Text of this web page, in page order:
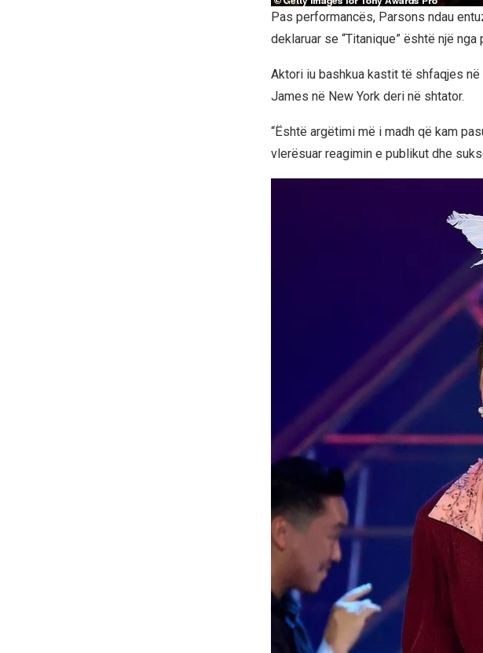
Pas performancës, Parsons ndau
deklaruar se “Titanique” është një
Aktori iu bashkua kastit të shfaqjes
James në New York deri në shtator.
“Është argëtimi më i madh që kam
vlerësuar reagimin e publikut dhe